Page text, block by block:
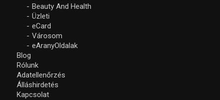
Beauty And Health
Üzleti
eCard
Városom
eAranyOldalak
Blog
Rólunk
Adatellenőrzés
Álláshirdetés
Kapcsolat